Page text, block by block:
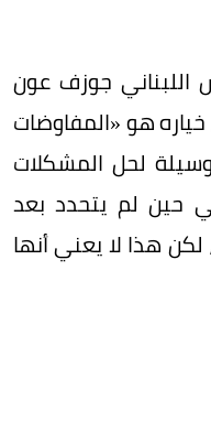
اللبناني جوزف عون
خياره هو «المفاوضات
لحل المشكلات
حين لم يتحدد بعد
هذا لا يعني أنها